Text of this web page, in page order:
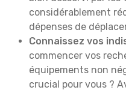
considérablement
dépenses de
Connaissez vos
commencer vos
équipements non
crucial pour vous ?